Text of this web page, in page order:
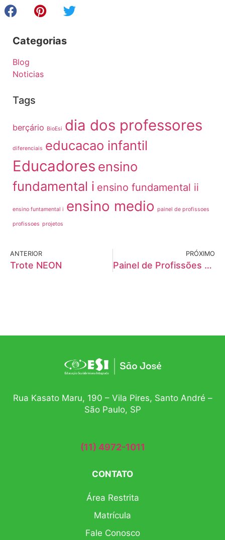
Categorias
Blog
Noticias
Tags
berçário BioEsi dia dos professores
diferenciais educacao infantil
Educadores ensino
fundamental i ensino fundamental ii
ensino funtamental i ensino medio painel de profissoes
profissoes projetos
ANTERIOR
Trote NEON
PRÓXIMO
Painel de Profissões 2018
Rua Kasato Maru, 190 – Vila Pires, Santo André –
São Paulo, SP
(11) 4972-1011
CONTATO
Área Restrita
Matrícula
Fale Conosco